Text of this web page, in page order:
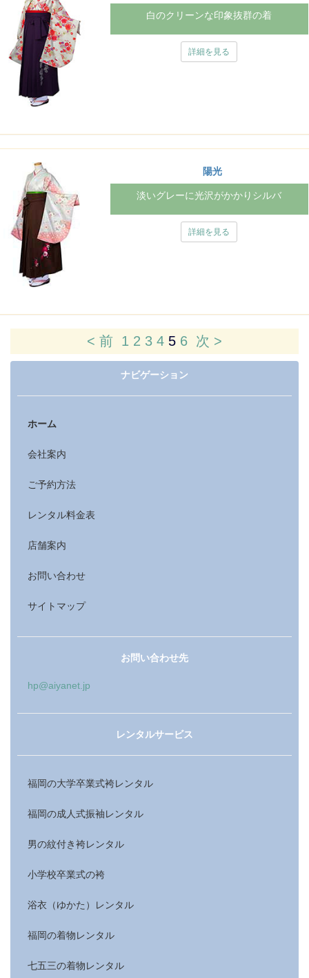
白のクリーンな印象抜群の着
詳細を見る
陽光
淡いグレーに光沢がかかりシルバ
詳細を見る
< 前 1 2 3 4 5 6 次 >
ナビゲーション
ホーム
会社案内
ご予約方法
レンタル料金表
店舗案内
お問い合わせ
サイトマップ
お問い合わせ先
hp@aiyanet.jp
レンタルサービス
福岡の大学卒業式袴レンタル
福岡の成人式振袖レンタル
男の紋付き袴レンタル
小学校卒業式の袴
浴衣（ゆかた）レンタル
福岡の着物レンタル
七五三の着物レンタル